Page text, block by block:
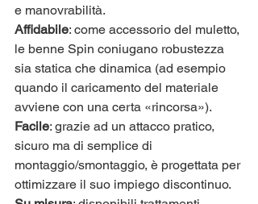
e manovrabilità.
Affidabile: come accessorio del muletto,
le benne Spin coniugano robustezza
sia statica che dinamica (ad esempio
quando il caricamento del materiale
avviene con una certa «rincorsa»).
Facile: grazie ad un attacco pratico,
sicuro ma di semplice di
montaggio/smontaggio, è progettata per
ottimizzare il suo impiego discontinuo.